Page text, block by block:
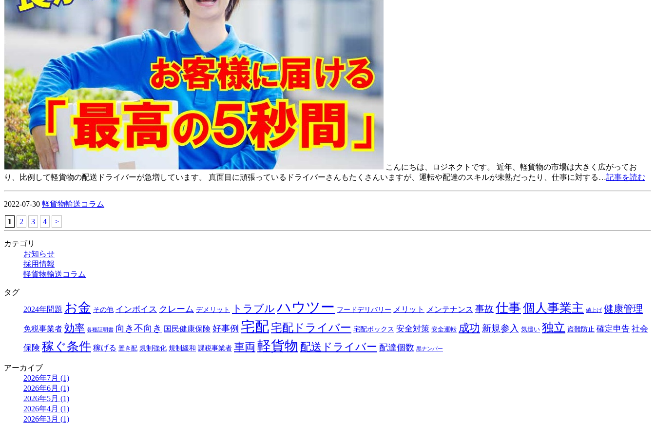
こんにちは、ロジネクトです。 近年、軽貨物の市場は大きく広がってお
り、比例して軽貨物の配送ドライバーが急増しています。 真面目に頑張っているドライバーさんもたくさんいますが、運転や配達のスキルが未熟だったり、仕事に対する…記事を読む
2022-07-30 軽貨物輸送コラム
1 2 3 4 >
カテゴリ
お知らせ
採用情報
軽貨物輸送コラム
タグ
2024年問題 お金 その他 インボイス クレーム デメリット トラブル ハウツー フードデリバリー メリット メンテナンス 事故 仕事個人事業主 値上げ 健康管理
免税事業者 効率 各種証明書 向き不向き 国民健康保険 好事例 宅配宅配ドライバー 宅配ボックス 安全対策 安全運転 成功 新規参入 気遣い 独立 盗難防止 確定申告 社会
保険 稼ぐ条件 稼げる 置き配 規制強化 規制緩和 課税事業者 車両 軽貨物 配送ドライバー 配達個数 黒ナンバー
アーカイブ
2026年7月 (1)
2026年6月 (1)
2026年5月 (1)
2026年4月 (1)
2026年3月 (1)